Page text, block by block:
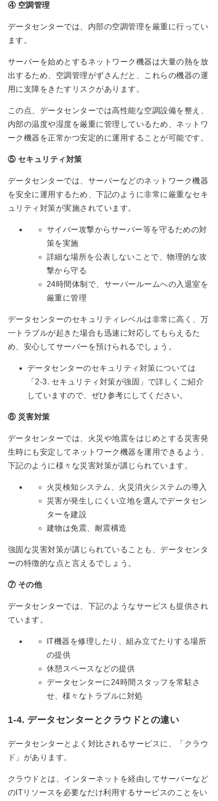
④ 空調管理
データセンターでは、内部の空調管理を厳重に行ってい
ます。
サーバーを始めとするネットワーク機器は大量の熱を放
出するため、空調管理がずさんだと、これらの機器の運
用に支障をきたすリスクがあります。
この点、データセンターでは高性能な空調設備を整え、
内部の温度や湿度を厳重に管理しているため、ネットワ
ーク機器を正常かつ安定的に運用することが可能です。
⑤ セキュリティ対策
データセンターでは、サーバーなどのネットワーク機器
を安全に運用するため、下記のように非常に厳重なセキ
ュリティ対策が実施されています。
サイバー攻撃からサーバー等を守るための対
策を実施
詳細な場所を公表しないことで、物理的な攻
撃から守る
24時間体制で、サーバールームへの入退室を
厳重に管理
データセンターのセキュリティレベルは非常に高く、万
一トラブルが起きた場合も迅速に対応してもらえるた
め、安心してサーバーを預けられるでしょう。
データセンターのセキュリティ対策については
「2-3. セキュリティ対策が強固」で詳しくご紹介
していますので、ぜひ参考にしてください。
⑥ 災害対策
データセンターでは、火災や地震をはじめとする災害発
生時にも安定してネットワーク機器を運用できるよう、
下記のように様々な災害対策が講じられています。
火災検知システム、火災消火システムの導入
災害が発生しにくい立地を選んでデータセン
ターを建設
建物は免震、耐震構造
強固な災害対策が講じられていることも、データセンタ
ーの特徴的な点と言えるでしょう。
⑦ その他
データセンターでは、下記のようなサービスも提供され
ています。
IT機器を修理したり、組み立てたりする場所
の提供
休憩スペースなどの提供
データセンターに24時間スタッフを常駐さ
せ、様々なトラブルに対処
1-4. データセンターとクラウドとの違い
データセンターとよく対比されるサービスに、「クラウ
ド」があります。
クラウドとは、インターネットを経由してサーバーなど
の ITリソースを必要なだけ利用するサービスのことをい